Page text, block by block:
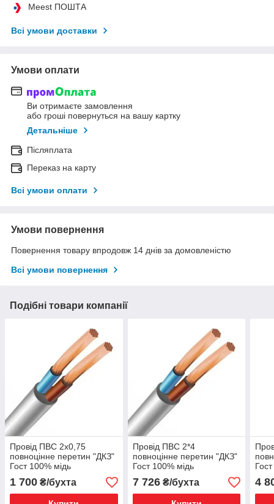
Meest ПОШТА
Всі умови доставки
Умови оплати
Ви отримаєте замовлення
або гроші повернуться на вашу картку
Детальніше
Післяплата
Переказ на карту
Всі умови оплати
Умови повернення
Повернення товару впродовж 14 днів за домовленістю
Всі умови повернення
Подібні товари компанії
Провід ПВС 2х0,75
повноцінне перетин "ДКЗ"
Гост 100% мідь
1 700 ₴/бухта
Провід ПВС 2*4
повноцінне перетин "ДКЗ"
Гост 100% мідь
7 726₴/бухта 4